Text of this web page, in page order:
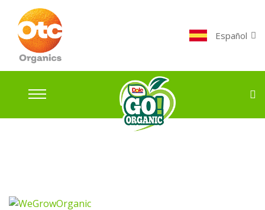
Español